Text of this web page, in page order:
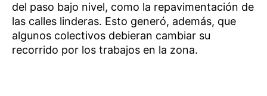
del paso bajo nivel, como la repavimentación de
las calles linderas. Esto generó, además, que
algunos colectivos debieran cambiar su
recorrido por los trabajos en la zona.